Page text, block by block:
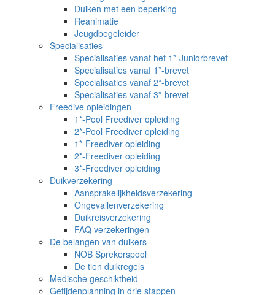
Duiken met een beperking
Reanimatie
Jeugdbegeleider
Specialisaties
Specialisaties vanaf het 1*-Juniorbrevet
Specialisaties vanaf 1*-brevet
Specialisaties vanaf 2*-brevet
Specialisaties vanaf 3*-brevet
Freedive opleidingen
1*-Pool Freediver opleiding
2*-Pool Freediver opleiding
1*-Freediver opleiding
2*-Freediver opleiding
3*-Freediver opleiding
Duikverzekering
Aansprakelijkheidsverzekering
Ongevallenverzekering
Duikreisverzekering
FAQ verzekeringen
De belangen van duikers
NOB Sprekerspool
De tien duikregels
Medische geschiktheid
Getijdenplanning in drie stappen